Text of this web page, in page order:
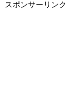
スポンサーリンク